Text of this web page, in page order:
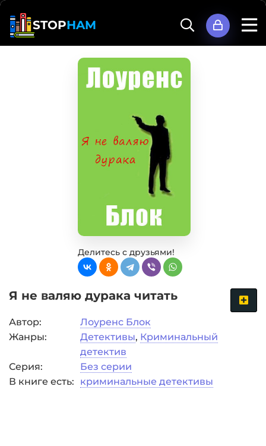
STOPHAM
Делитесь с друзьями!
Я не валяю дурака читать
Автор:
Лоуренс Блок
Жанры:
Детективы, Криминальный
детектив
Серия:
Без серии
В книге есть:
криминальные детективы